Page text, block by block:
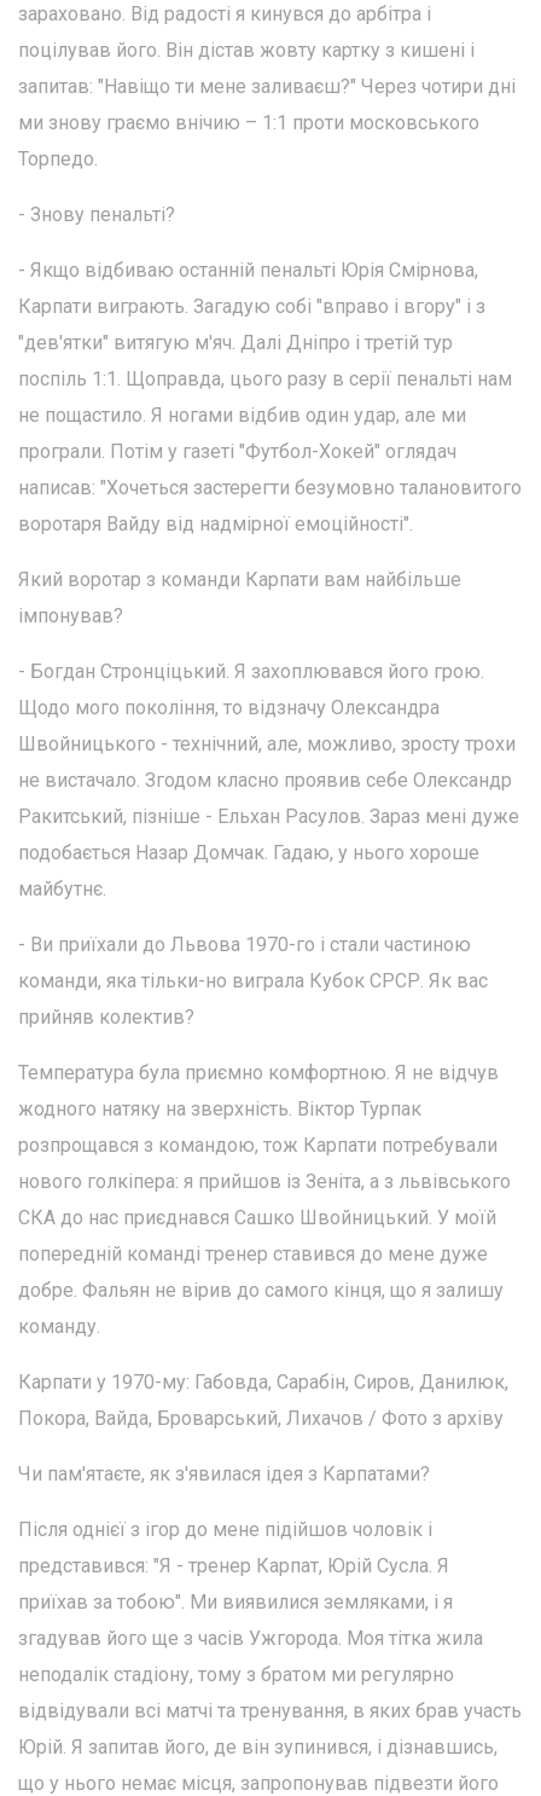
зараховано. Від радості я кинувся до арбітра і
поцілував його. Він дістав жовту картку з кишені і
запитав: "Навіщо ти мене заливаєш?" Через чотири дні
ми знову граємо внічию – 1:1 проти московського
Торпедо.
- Знову пенальті?
- Якщо відбиваю останній пенальті Юрія Смірнова,
Карпати виграють. Загадую собі "вправо і вгору" і з
"дев'ятки" витягую м'яч. Далі Дніпро і третій тур
поспіль 1:1. Щоправда, цього разу в серії пенальті нам
не пощастило. Я ногами відбив один удар, але ми
програли. Потім у газеті "Футбол-Хокей" оглядач
написав: "Хочеться застерегти безумовно талановитого
воротаря Вайду від надмірної емоційності".
Який воротар з команди Карпати вам найбільше
імпонував?
- Богдан Стронціцький. Я захоплювався його грою.
Щодо мого покоління, то відзначу Олександра
Швойницького - технічний, але, можливо, зросту трохи
не вистачало. Згодом класно проявив себе Олександр
Ракитський, пізніше - Ельхан Расулов. Зараз мені дуже
подобається Назар Домчак. Гадаю, у нього хороше
майбутнє.
- Ви приїхали до Львова 1970-го і стали частиною
команди, яка тільки-но виграла Кубок СРСР. Як вас
прийняв колектив?
Температура була приємно комфортною. Я не відчув
жодного натяку на зверхність. Віктор Турпак
розпрощався з командою, тож Карпати потребували
нового голкіпера: я прийшов із Зеніта, а з львівського
СКА до нас приєднався Сашко Швойницький. У моїй
попередній команді тренер ставився до мене дуже
добре. Фальян не вірив до самого кінця, що я залишу
команду.
Карпати у 1970-му: Габовда, Сарабін, Сиров, Данилюк,
Покора, Вайда, Броварський, Лихачов / Фото з архіву
Чи пам'ятаєте, як з'явилася ідея з Карпатами?
Після однієї з ігор до мене підійшов чоловік і
представився: "Я - тренер Карпат, Юрій Сусла. Я
приїхав за тобою". Ми виявилися земляками, і я
згадував його ще з часів Ужгорода. Моя тітка жила
неподалік стадіону, тому з братом ми регулярно
відвідували всі матчі та тренування, в яких брав участь
Юрій. Я запитав його, де він зупинився, і дізнавшись,
що у нього немає місця, запропонував підвезти його